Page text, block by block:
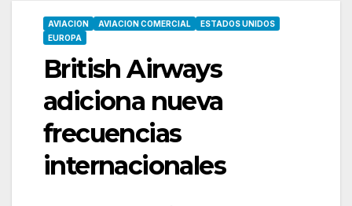
AVIACION AVIACION COMERCIAL
ESTADOS UNIDOS
EUROPA
British Airways
adiciona nueva
frecuencias
internacionales